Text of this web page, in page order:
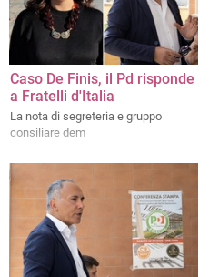
Caso De Finis, il Pd risponde
a Fratelli d'Italia
La nota di segreteria e gruppo
consiliare dem